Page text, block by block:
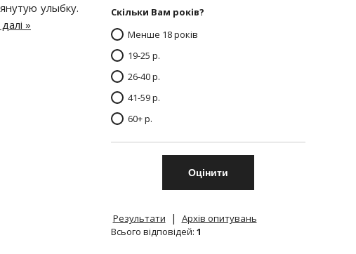
улыбку.
»
Скільки Вам років?
Менше 18 років
19-25 р.
26-40 р.
41-59 р.
60+ р.
Результати |
Архів опитувань
Всього відповідей: 1